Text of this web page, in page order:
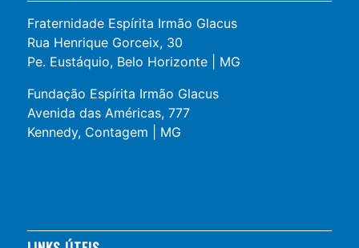
Fraternidade Espírita Irmão Glacus
Rua Henrique Gorceix, 30
Pe. Eustáquio, Belo Horizonte | MG
Fundação Espírita Irmão Glacus
Avenida das Américas, 777
Kennedy, Contagem | MG